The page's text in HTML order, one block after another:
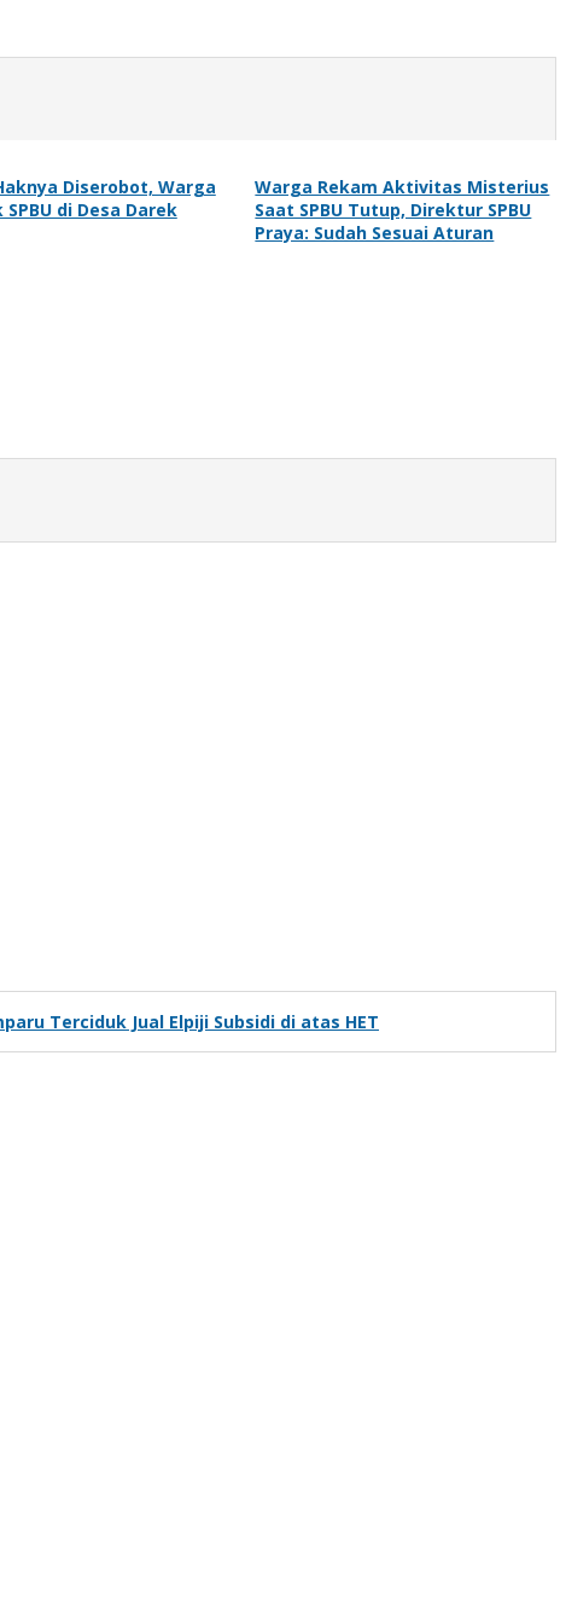
Diserobot, Warga
SPBU di Desa Darek
Warga Rekam Aktivitas Misterius
Saat SPBU Tutup, Direktur SPBU
Praya: Sudah Sesuai Aturan
Terciduk Jual Elpiji Subsidi di atas HET